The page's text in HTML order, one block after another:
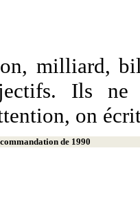
milliard,
Ils ne
on
de 1990